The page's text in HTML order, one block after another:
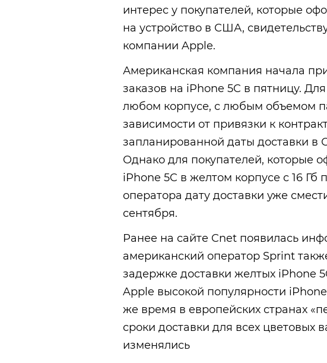
интерес у покупателей, которые
на устройство в США,
компании Apple.
Американская компания начала
заказов на iPhone 5C в пятницу.
любом корпусе, с любым объемом
зависимости от привязки к
запланированной даты доставки в
Однако для покупателей, которые
iPhone 5C в желтом корпусе с 16 Гб
оператора дату доставки уже
сентября.
Ранее на сайте Cnet появилась
американский оператор Sprint
задержке доставки желтых iPhone
Apple высокой популярности
же время в европейских странах
сроки доставки для всех цветовых
изменялись